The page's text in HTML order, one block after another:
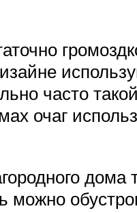
часто
очаг
дома
можно